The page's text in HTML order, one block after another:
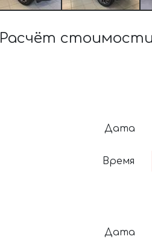
Расчёт стоимости
Дата
Время
Дата